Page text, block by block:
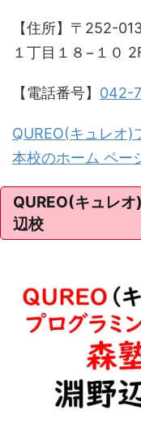
【住所】〒252-
１丁目１８−１０
【電話番号】 042-
QUREO(キュレオ)
本校のホーム ペー
QUREO(キュレ
辺校